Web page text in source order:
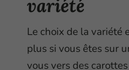
variété
Le choix de la variété
plus si vous êtes sur
vous vers des